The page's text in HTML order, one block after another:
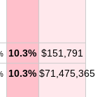
10.3% $151,791
10.3% $71,475,365